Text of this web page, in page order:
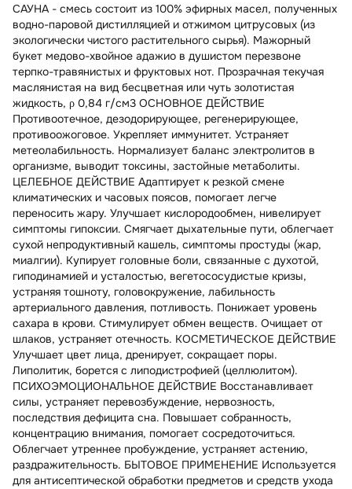
САУНА - смесь состоит из 100% эфирных масел, полученных
водно-паровой дистилляцией и отжимом цитрусовых (из
экологически чистого растительного сырья). Мажорный
букет медово-хвойное адажио в душистом перезвоне
терпко-травянистых и фруктовых нот. Прозрачная текучая
маслянистая на вид бесцветная или чуть золотистая
жидкость, ρ 0,84 г/см3 ОСНОВНОЕ ДЕЙСТВИЕ
Противоотечное, дезодорирующее, регенерирующее,
противоожоговое. Укрепляет иммунитет. Устраняет
метеолабильность. Нормализует баланс электролитов в
организме, выводит токсины, застойные метаболиты.
ЦЕЛЕБНОЕ ДЕЙСТВИЕ Адаптирует к резкой смене
климатических и часовых поясов, помогает легче
переносить жару. Улучшает кислородообмен, нивелирует
симптомы гипоксии. Смягчает дыхательные пути, облегчает
сухой непродуктивный кашель, симптомы простуды (жар,
миалгии). Купирует головные боли, связанные с духотой,
гиподинамией и усталостью, вегетососудистые кризы,
устраняя тошноту, головокружение, лабильность
артериального давления, потливость. Понижает уровень
сахара в крови. Стимулирует обмен веществ. Очищает от
шлаков, устраняет отечность. КОСМЕТИЧЕСКОЕ ДЕЙСТВИЕ
Улучшает цвет лица, дренирует, сокращает поры.
Липолитик, борется с липодистрофией (целлюлитом).
ПСИХОЭМОЦИОНАЛЬНОЕ ДЕЙСТВИЕ Восстанавливает
силы, устраняет перевозбуждение, нервозность,
последствия дефицита сна. Повышает собранность,
концентрацию внимания, помогает сосредоточиться.
Облегчает утреннее пробуждение, устраняет астению,
раздражительность. БЫТОВОЕ ПРИМЕНЕНИЕ Используется
для антисептической обработки предметов и средств ухода